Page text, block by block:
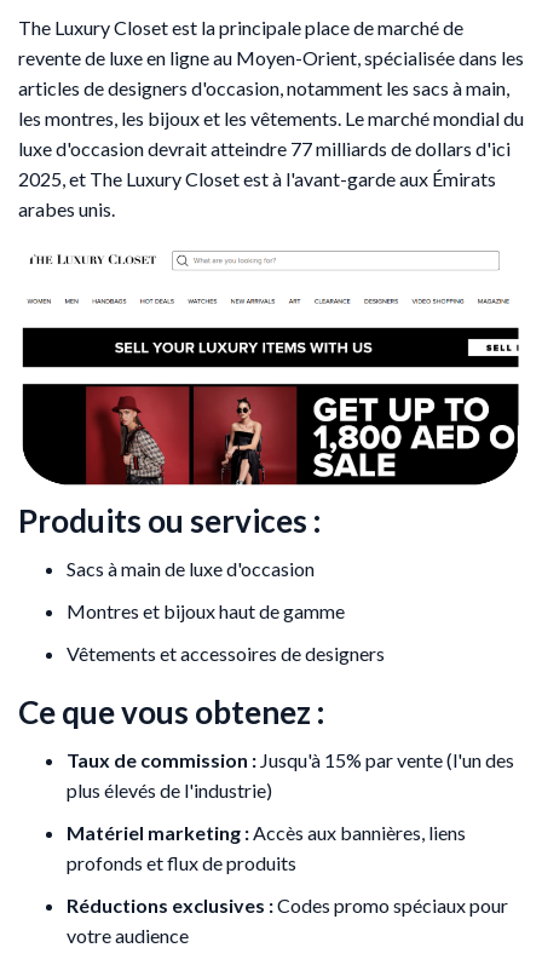
The Luxury Closet est la principale place de marché de
revente de luxe en ligne au Moyen-Orient, spécialisée dans les
articles de designers d'occasion, notamment les sacs à main,
les montres, les bijoux et les vêtements. Le marché mondial du
luxe d'occasion devrait atteindre 77 milliards de dollars d'ici
2025, et The Luxury Closet est à l'avant-garde aux Émirats
arabes unis.
Produits ou services :
Sacs à main de luxe d'occasion
Montres et bijoux haut de gamme
Vêtements et accessoires de designers
Ce que vous obtenez :
Taux de commission : Jusqu'à 15% par vente (l'un des
plus élevés de l'industrie)
Matériel marketing :Accès aux bannières, liens
profonds et flux de produits
Réductions exclusives :Codes promo spéciaux pour
votre audience